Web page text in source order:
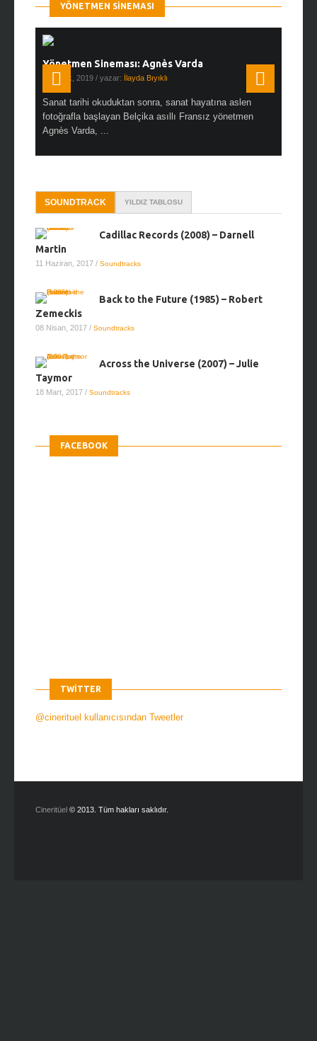
YÖNETMEN SINEMASI
Yönetmen Sineması: Agnès Varda
19 Ocak, 2019 / yazar: İlayda Bıyıklı
Sanat tarihi okuduktan sonra, sanat hayatına aslen
fotoğrafla başlayan Belçika asıllı Fransız yönetmen
Agnès Varda, ...
SOUNDTRACK YILDIZ TABLOSU
Cadillac Records (2008) – Darnell
Martin
11 Haziran, 2017 / Soundtracks
Back to the Future (1985) – Robert
Zemeckis
08 Nisan, 2017 / Soundtracks
Across the Universe (2007) – Julie
Taymor
18 Mart, 2017 / Soundtracks
FACEBOOK
TWITTER
@cinerituel kullanıcısından Tweetler
Cineritüel © 2013. Tüm hakları saklıdır.